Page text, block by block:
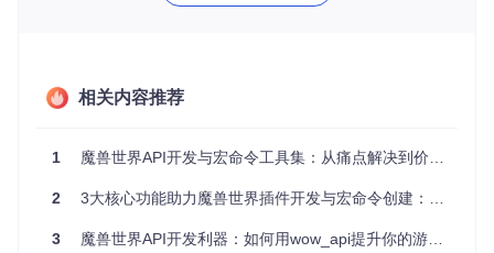
析、最佳实践指南
的解决方案
误率，显著提升开发效率。
判断语法。通过wow_api的"宏命令生成器"，他选择"治疗优先
相关内容推荐
1 魔兽世界API开发与宏命令工具集：从痛点解决到价值创造
2 3大核心功能助力魔兽世界插件开发与宏命令创建：从入门到精通的完整路径
3 魔兽世界API开发利器：如何用wow_api提升你的游戏体验与开发效率